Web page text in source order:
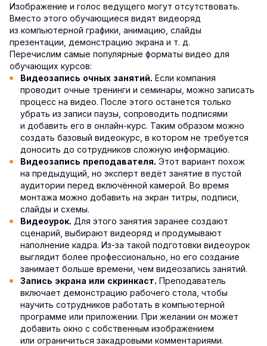
Изображение и голос ведущего могут отсутствовать.
Вместо этого обучающиеся видят видеоряд
из компьютерной графики, анимацию, слайды
презентации, демонстрацию экрана и т. д.
Перечислим самые популярные форматы видео для
обучающих курсов:
Видеозапись очных занятий. Если компания
проводит очные тренинги и семинары, можно записать
процесс на видео. После этого останется только
убрать из записи паузы, сопроводить подписями
и добавить его в онлайн-курс. Таким образом можно
создать базовый видеокурс, в котором не требуется
доносить до сотрудников сложную информацию.
Видеозапись преподавателя. Этот вариант похож
на предыдущий, но эксперт ведёт занятие в пустой
аудитории перед включённой камерой. Во время
монтажа можно добавить на экран титры, подписи,
слайды и схемы.
Видеоурок. Для этого занятия заранее создают
сценарий, выбирают видеоряд и продумывают
наполнение кадра. Из-за такой подготовки видеоурок
выглядит более профессионально, но его создание
занимает больше времени, чем видеозапись занятий.
Запись экрана или скринкаст. Преподаватель
включает демонстрацию рабочего стола, чтобы
научить сотрудников работать в компьютерной
программе или приложении. При желании он может
добавить окно с собственным изображением
или ограничиться закадровыми комментариями.